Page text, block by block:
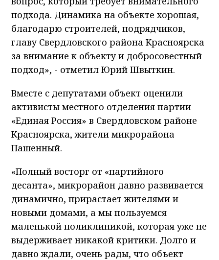
подхода. Динамика на объекте хорошая,
благодарю строителей, подрядчиков,
главу Свердловского района Красноярска
за внимание к объекту и добросовестный
подход», - отметил Юрий Швыткин.
Вместе с депутатами объект оценили
активисты местного отделения партии
«Единая Россия» в Свердловском районе
Красноярска, жители микрорайона
Пашенный.
«Полный восторг от «партийного
десанта», микрорайон давно развивается
динамично, прирастает жителями и
новыми домами, а мы пользуемся
маленькой поликлиникой, которая уже не
выдерживает никакой критики. Долго и
давно ждали, очень рады, что объект